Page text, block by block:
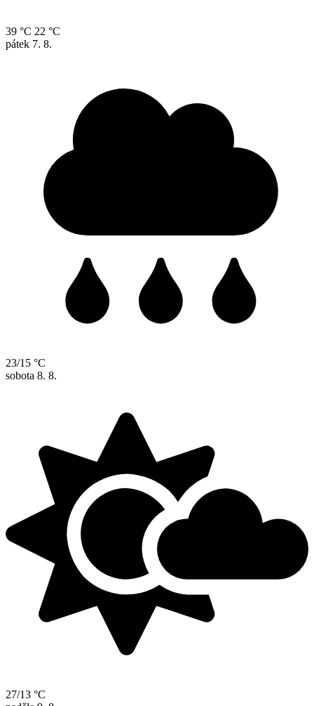
39 °C 22 °C
pátek 7. 8.
23/15 °C
sobota 8. 8.
27/13 °C